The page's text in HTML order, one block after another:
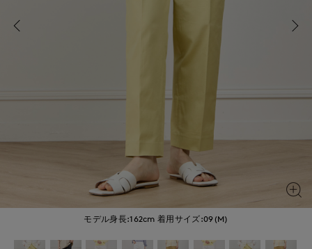
モデル身長:162cm 着用サイズ:09(M)